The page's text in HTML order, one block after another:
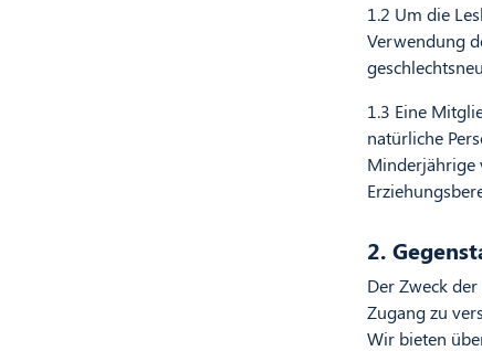
1.2 Um die
Verwendung
1.3 Eine
natürliche
Minderjährige
2.
Der Zweck
Zugang zu
Wir bieten